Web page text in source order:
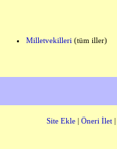
Milletvekilleri (tüm iller)
Site Ekle| Öneri İlet|